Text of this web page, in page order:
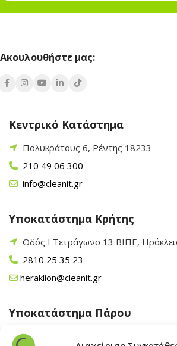
Ακουλουθήστε μας:
Κεντρικό Κατάστημα
Πολυκράτους 6, Ρέντης 18233
210 49 06 300
info@cleanit.gr
Υποκατάστημα Κρήτης
Οδός Ι Τετράγωνο 13 ΒΙΠΕ,
2810 25 35 23
heraklion@cleanit.gr
Υποκατάστημα Πάρου
Άγιος Βλάσης Αρχίλοχος, Πάρος